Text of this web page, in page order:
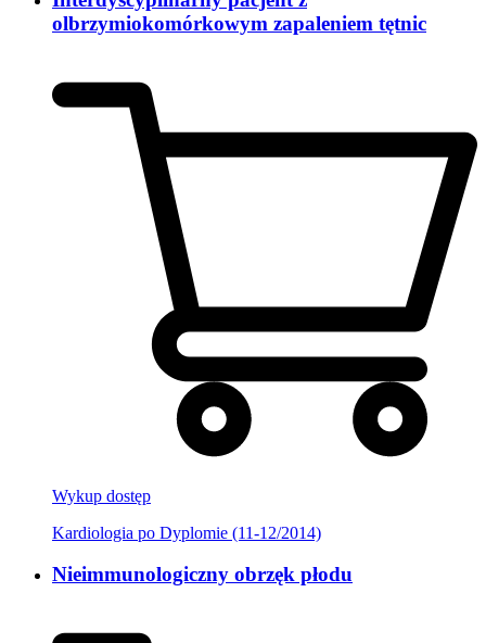
olbrzymiokomórkowym zapaleniem tętnic
Wykup dostęp
Kardiologia po Dyplomie (11-12/2014)
Nieimmunologiczny obrzęk płodu